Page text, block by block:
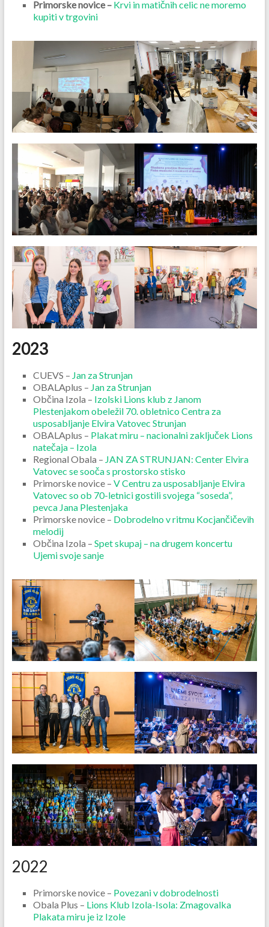
Primorske novice – Krvi in matičnih celic ne moremo
kupiti v trgovini
2023
CUEVS – Jan za Strunjan
OBALAplus – Jan za Strunjan
Občina Izola – Izolski Lions klub z Janom
Plestenjakom obeležil 70. obletnico Centra za
usposabljanje Elvira Vatovec Strunjan
OBALAplus – Plakat miru – nacionalni zaključek Lions
natečaja – Izola
Regional Obala – JAN ZA STRUNJAN: Center Elvira
Vatovec se sooča s prostorsko stisko
Primorske novice – V Centru za usposabljanje Elvira
Vatovec so ob 70-letnici gostili svojega “soseda”,
pevca Jana Plestenjaka
Primorske novice – Dobrodelno v ritmu Kocjančičevih
melodij
Občina Izola – Spet skupaj – na drugem koncertu
Ujemi svoje sanje
2022
Primorske novice – Povezani v dobrodelnosti
Obala Plus – Lions Klub Izola-Isola: Zmagovalka
Plakata miru je iz Izole